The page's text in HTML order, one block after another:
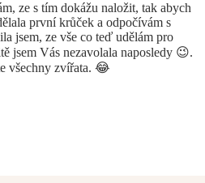
ze s tím dokážu naložit, tak abych
první krůček a odpočívám s
jsem, ze vše co teď udělám pro
jsem Vás nezavolala naposledy 😉.
všechny zvířata. 😂